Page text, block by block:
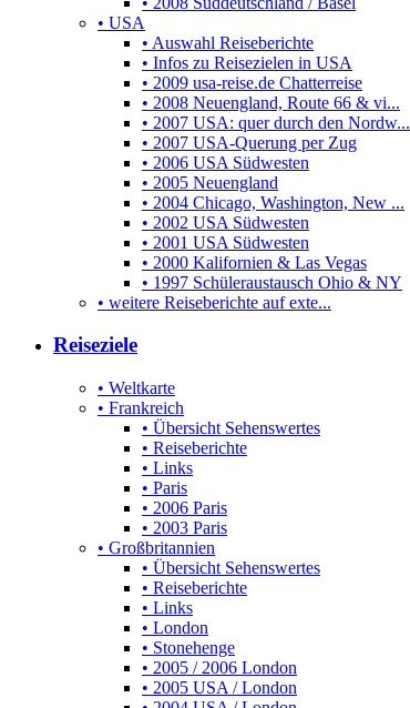
• USA
• Auswahl Reiseberichte
• Infos zu Reisezielen in USA
• 2009 usa-reise.de Chatterreise
• 2008 Neuengland, Route 66 & vi...
• 2007 USA: quer durch den Nordw...
• 2007 USA-Querung per Zug
• 2006 USA Südwesten
• 2005 Neuengland
• 2004 Chicago, Washington, New ...
• 2002 USA Südwesten
• 2001 USA Südwesten
• 2000 Kalifornien & Las Vegas
• 1997 Schüleraustausch Ohio & NY
• weitere Reiseberichte auf exte...
Reiseziele
• Weltkarte
• Frankreich
• Übersicht Sehenswertes
• Reiseberichte
• Links
• Paris
• 2006 Paris
• 2003 Paris
• Großbritannien
• Übersicht Sehenswertes
• Reiseberichte
• Links
• London
• Stonehenge
• 2005 / 2006 London
• 2005 USA / London